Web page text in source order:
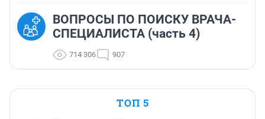
ВОПРОСЫ ПО ПОИСКУ ВРАЧА-
СПЕЦИАЛИСТА (часть 4)
714 306 907
ТОП 5